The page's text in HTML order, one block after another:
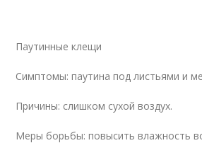
Паутинные клещи
Симптомы: паутина под листьями и
Причины: слишком сухой воздух.
Меры борьбы: повысить влажность